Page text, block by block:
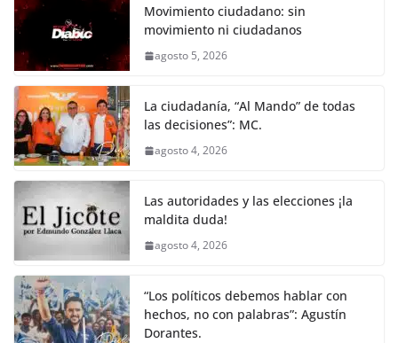
Movimiento ciudadano: sin
movimiento ni ciudadanos
agosto 5, 2026
La ciudadanía, “Al Mando” de todas
las decisiones”: MC.
agosto 4, 2026
Las autoridades y las elecciones ¡la
maldita duda!
agosto 4, 2026
“Los políticos debemos hablar con
hechos, no con palabras”: Agustín
Dorantes.